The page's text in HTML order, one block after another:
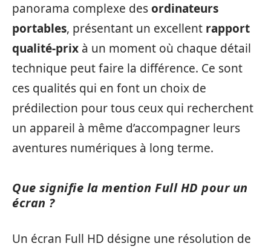
panorama complexe desordinateurs
portables, présentant un excellent rapport
qualité-prix à un moment où chaque détail
technique peut faire la différence. Ce sont
ces qualités qui en font un choix de
prédilection pour tous ceux qui recherchent
un appareil à même d’accompagner leurs
aventures numériques à long terme.
Que signifie la mention Full HD pour un
écran ?
Un écran Full HD désigne une résolution de